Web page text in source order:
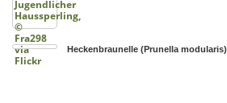
Heckenbraunelle (Prunella modularis)